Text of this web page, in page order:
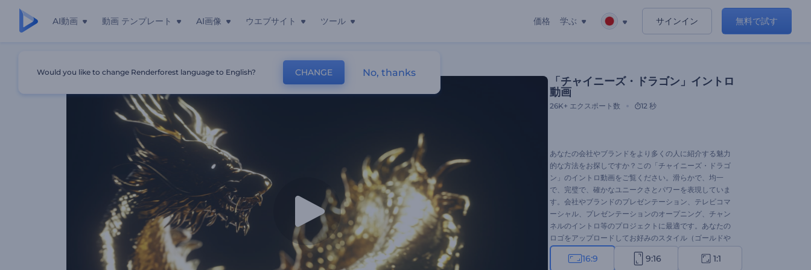
AI動画 動画 テンプレート AI画像 ウエブサイト ツール 価格 学ぶ サインイン 無料で試す
「チャイニーズ・ドラゴン」イントロ
動画
26K+ エクスポート数 12 秒
あなたの会社やブランドをより多くの人に紹介する魅力
的な方法をお探しですか？この「チャイニーズ・ドラゴ
ン」のイントロ動画をご覧ください。滑らかで、均一
で、完璧で、確かなユニークさとパワーを表現していま
す。会社やブランドのプレゼンテーション、テレビコマ
ーシャル、プレゼンテーションのオープニング、チャン
ネルのイントロ等のプロジェクトに最適です。あなたの
ロゴをアップロードしてお好みのスタイル（ゴールドや
シルバー）を選択すれば、わずか1分でプロフェッショナ
ルなアニメーションが完成します。さあ、やってみまし
16:9 9:16 1:1
Would you like to change Renderforest language to English? CHANGE No, thanks